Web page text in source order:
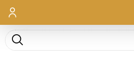
ورود
جست و